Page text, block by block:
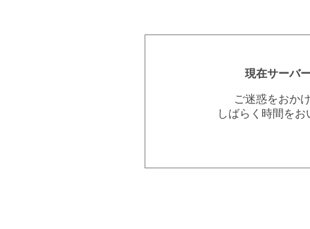
現在サーバ
ご迷惑をおか
しばらく時間を